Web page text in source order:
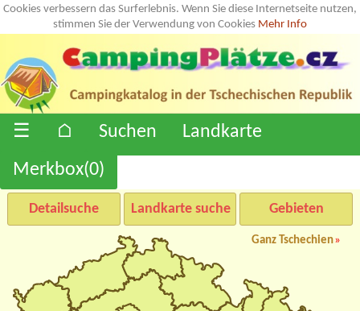
Cookies verbessern das Surferlebnis. Wenn Sie diese Internetseite nutzen,
stimmen Sie der Verwendung von Cookies Mehr Info
☰ ⌂ Suchen
Landkarte
Merkbox(0)
Detailsuche Landkarte suche Gebieten
Ganz Tschechien»